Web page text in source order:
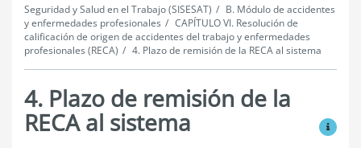
Seguridad y Salud en el Trabajo (SISESAT)
B. Módulo de accidentes
y enfermedades profesionales
CAPÍTULO VI. Resolución de
calificación de origen de accidentes del trabajo y enfermedades
profesionales (RECA)
4. Plazo de remisión de la RECA al sistema
4. Plazo de remisión de la
RECA al sistema Ver